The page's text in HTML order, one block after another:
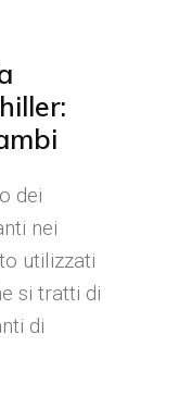
dei
nei
utilizzati
si tratti di
di